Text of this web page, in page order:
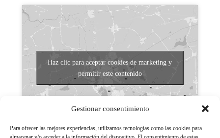
Gestionar consentimiento
Para ofrecer las mejores experiencias, utilizamos tecnologías como las cookies para
Haz clic para aceptar cookies de marketing y
permitir este contenido